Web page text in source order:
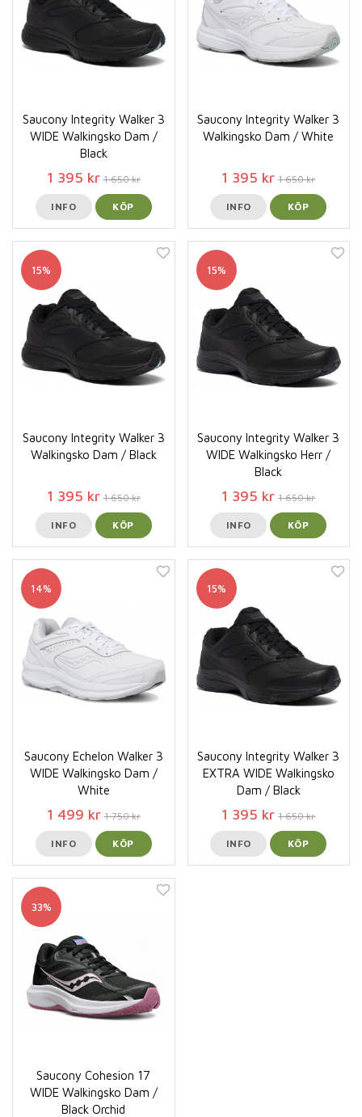
Saucony Integrity Walker 3
WIDE Walkingsko Dam /
Black
1 395 kr 1 650 kr
INFO KÖP
Saucony Integrity Walker 3
Walkingsko Dam / White
1 395 kr 1 650 kr
INFO KÖP
15%
Saucony Integrity Walker 3
Walkingsko Dam / Black
1 395 kr 1 650 kr
INFO KÖP
15%
Saucony Integrity Walker 3
WIDE Walkingsko Herr /
Black
1 395 kr 1 650 kr
INFO KÖP
14%
Saucony Echelon Walker 3
WIDE Walkingsko Dam /
White
1 499 kr 1 750 kr
INFO KÖP
15%
Saucony Integrity Walker 3
EXTRA WIDE Walkingsko
Dam / Black
1 395 kr 1 650 kr
INFO KÖP
33%
Saucony Cohesion 17
WIDE Walkingsko Dam /
Black Orchid